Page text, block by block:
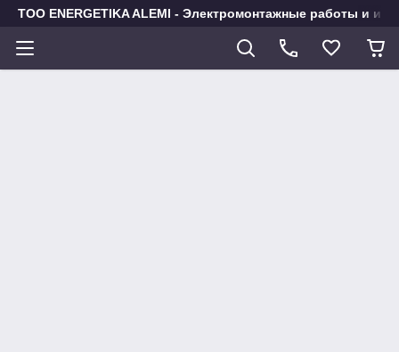
TOO ENERGETIKA ALEMI - Электромонтажные работы и